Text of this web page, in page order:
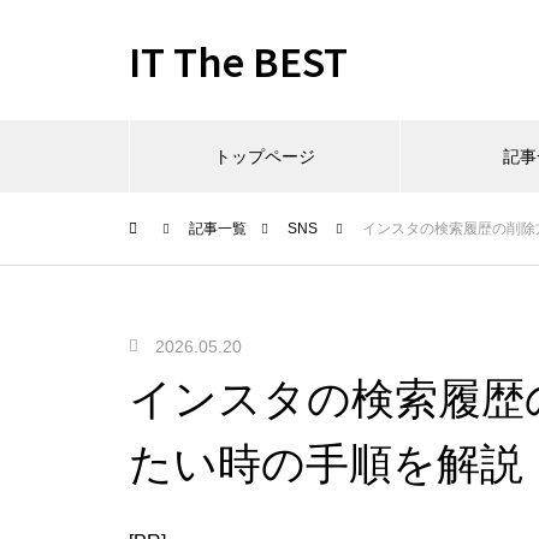
IT The BEST
トップページ 記
記事一覧 SNS インスタの検索履歴の削
2026.05.20
インスタの検索履
たい時の手順を解説